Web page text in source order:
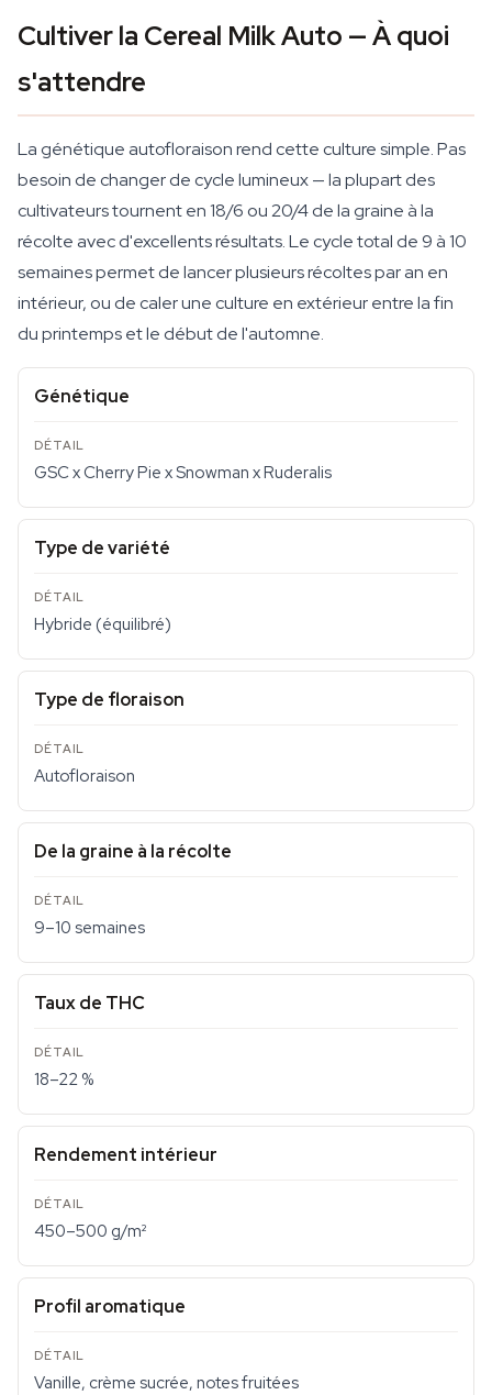
Cultiver la Cereal Milk Auto — À quoi
s'attendre
La génétique autofloraison rend cette culture simple. Pas
besoin de changer de cycle lumineux — la plupart des
cultivateurs tournent en 18/6 ou 20/4 de la graine à la
récolte avec d'excellents résultats. Le cycle total de 9 à 10
semaines permet de lancer plusieurs récoltes par an en
intérieur, ou de caler une culture en extérieur entre la fin
du printemps et le début de l'automne.
Génétique
GSC x Cherry Pie x Snowman x Ruderalis
Type de variété
Hybride (équilibré)
Type de floraison
Autofloraison
De la graine à la récolte
9–10 semaines
Taux de THC
18–22 %
Rendement intérieur
450–500 g/m²
Profil aromatique
Vanille, crème sucrée, notes fruitées